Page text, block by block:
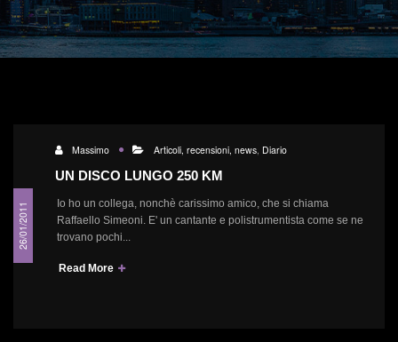
26/01/2011
Massimo Articoli, recensioni, news, Diario
UN DISCO LUNGO 250 KM
Io ho un collega, nonchè carissimo amico, che si chiama
Raffaello Simeoni. E' un cantante e polistrumentista come se ne
trovano pochi...
Read More